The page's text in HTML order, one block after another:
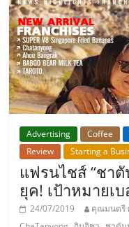
ไชส์,
ที่
ปรึกษา
แฟ
รน
ไชส์,
Advertising Coffee
Review
Starting a
แฟรนไชส์ “ชา
ยุค! เป้าหมายเ
24/07/2019 คุณมนตรี